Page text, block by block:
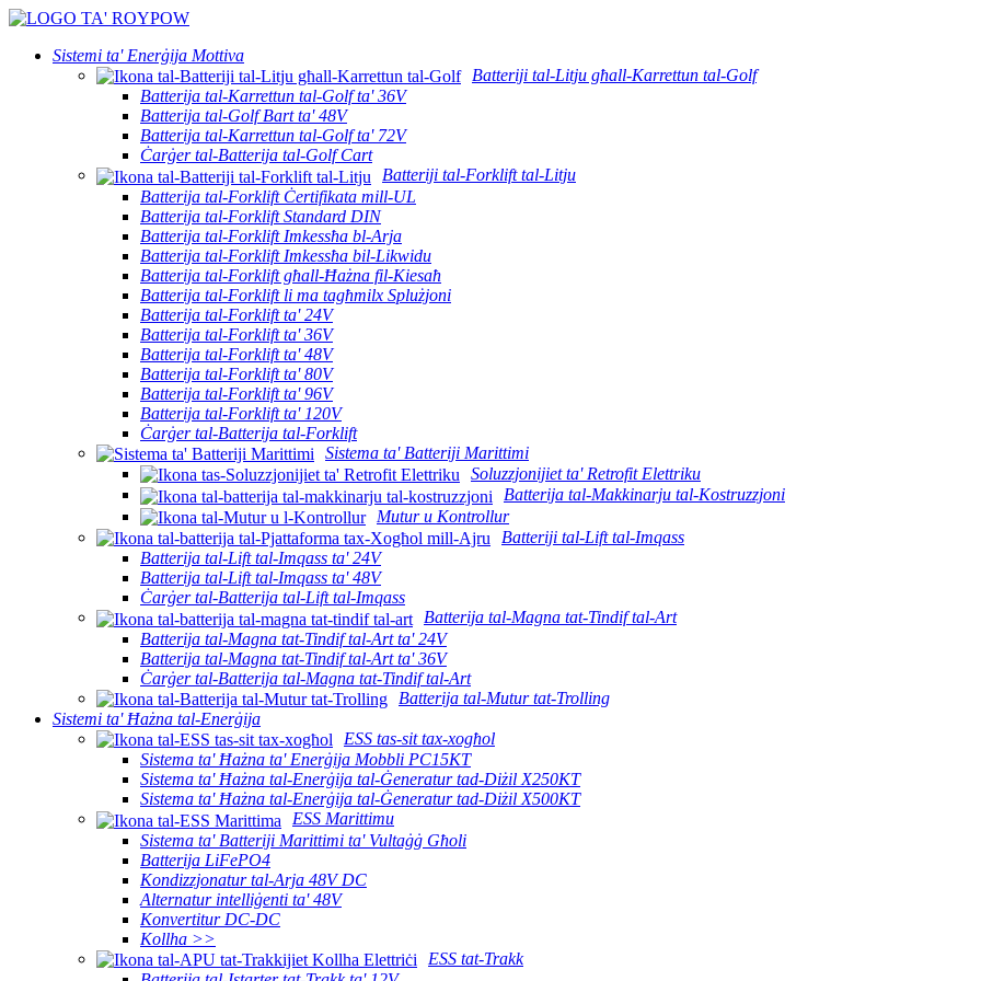
Sistemi ta' Enerġija Mottiva
Batteriji tal-Litju għall-Karrettun tal-Golf
Batterija tal-Karrettun tal-Golf ta' 36V
Batterija tal-Golf Bart ta' 48V
Batterija tal-Karrettun tal-Golf ta' 72V
Ċarġer tal-Batterija tal-Golf Cart
Batteriji tal-Forklift tal-Litju
Batterija tal-Forklift Ċertifikata mill-UL
Batterija tal-Forklift Standard DIN
Batterija tal-Forklift Imkessħa bl-Arja
Batterija tal-Forklift Imkessħa bil-Likwidu
Batterija tal-Forklift għall-Ħażna fil-Kiesaħ
Batterija tal-Forklift li ma tagħmilx Splużjoni
Batterija tal-Forklift ta' 24V
Batterija tal-Forklift ta' 36V
Batterija tal-Forklift ta' 48V
Batterija tal-Forklift ta' 80V
Batterija tal-Forklift ta' 96V
Batterija tal-Forklift ta' 120V
Ċarġer tal-Batterija tal-Forklift
Sistema ta' Batteriji Marittimi
Soluzzjonijiet ta' Retrofit Elettriku
Batterija tal-Makkinarju tal-Kostruzzjoni
Mutur u Kontrollur
Batteriji tal-Lift tal-Imqass
Batterija tal-Lift tal-Imqass ta' 24V
Batterija tal-Lift tal-Imqass ta' 48V
Ċarġer tal-Batterija tal-Lift tal-Imqass
Batterija tal-Magna tat-Tindif tal-Art
Batterija tal-Magna tat-Tindif tal-Art ta' 24V
Batterija tal-Magna tat-Tindif tal-Art ta' 36V
Ċarġer tal-Batterija tal-Magna tat-Tindif tal-Art
Batterija tal-Mutur tat-Trolling
Sistemi ta' Ħażna tal-Enerġija
ESS tas-sit tax-xogħol
Sistema ta' Ħażna ta' Enerġija Mobbli PC15KT
Sistema ta' Ħażna tal-Enerġija tal-Ġeneratur tad-Diżil X250KT
Sistema ta' Ħażna tal-Enerġija tal-Ġeneratur tad-Diżil X500KT
ESS Marittimu
Sistema ta' Batteriji Marittimi ta' Vultaġġ Għoli
Batterija LiFePO4
Kondizzjonatur tal-Arja 48V DC
Alternatur intelliġenti ta' 48V
Konvertitur DC-DC
Kollha >>
ESS tat-Trakk